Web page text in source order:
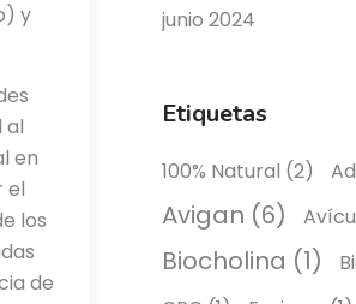
y
al
en
el
los
de
junio 2024
Etiquetas
100% Natural (2)
Avigan (6)
Biocholina (1)